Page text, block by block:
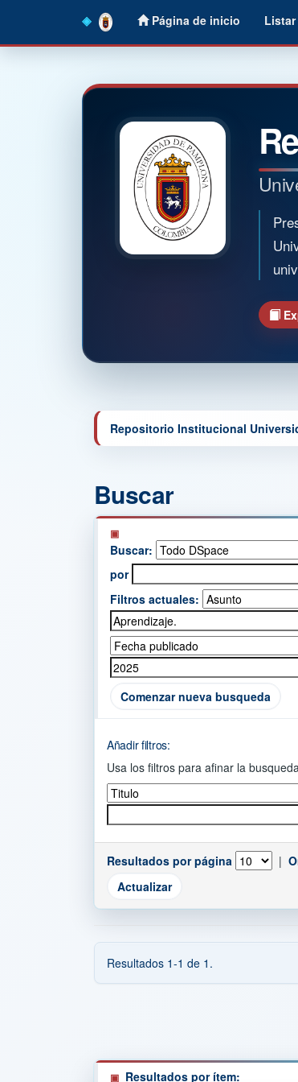
Página de inicio Listar
Repositorio Institucional
Buscar
Buscar:
por
Filtros actuales:
Comenzar nueva busqueda
Añadir filtros:
Usa los filtros para afinar la
Resultados por página |
Resultados 1-1 de 1.
Resultados por ítem: